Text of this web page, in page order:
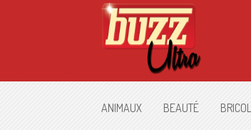
ANIMAUX BEAUTÉ